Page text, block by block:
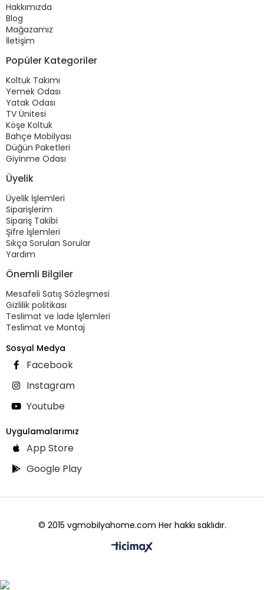
Hakkımızda
Blog
Mağazamız
İletişim
Popüler Kategoriler
Koltuk Takımı
Yemek Odası
Yatak Odası
TV Ünitesi
Köşe Koltuk
Bahçe Mobilyası
Düğün Paketleri
Giyinme Odası
Üyelik
Üyelik İşlemleri
Siparişlerim
Sipariş Takibi
Şifre İşlemleri
Sıkça Sorulan Sorular
Yardım
Önemli Bilgiler
Mesafeli Satış Sözleşmesi
Gizlilik politikası
Teslimat ve İade İşlemleri
Teslimat ve Montaj
Sosyal Medya
Facebook
Instagram
Youtube
Uygulamalarımız
App Store
Google Play
© 2015 vgmobilyahome.com Her hakkı saklıdır.